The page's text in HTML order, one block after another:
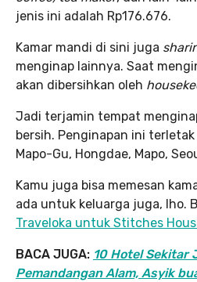
jenis ini adalah Rp176.676.
Kamar mandi di sini juga
menginap lainnya. Saat
akan dibersihkan oleh
Jadi terjamin tempat
bersih. Penginapan ini
Mapo-Gu, Hongdae, Mapo,
Kamu juga bisa memesan
ada untuk keluarga juga, lho.
Traveloka untuk Stitches
BACA JUGA: 10 Hotel Sekitar
Pemandangan Alam, Asyik